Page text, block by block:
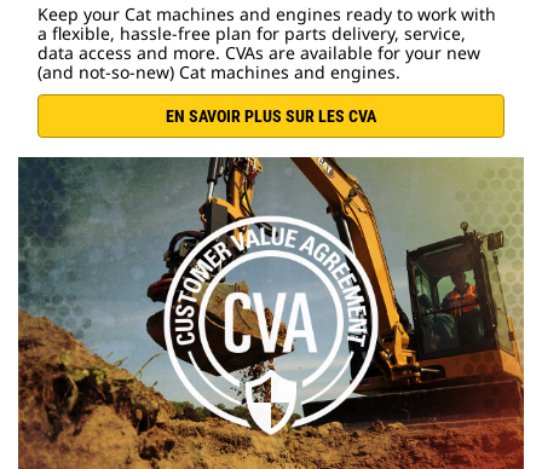
Keep your Cat machines and engines ready to work with
a flexible, hassle-free plan for parts delivery, service,
data access and more. CVAs are available for your new
(and not-so-new) Cat machines and engines.
EN SAVOIR PLUS SUR LES CVA